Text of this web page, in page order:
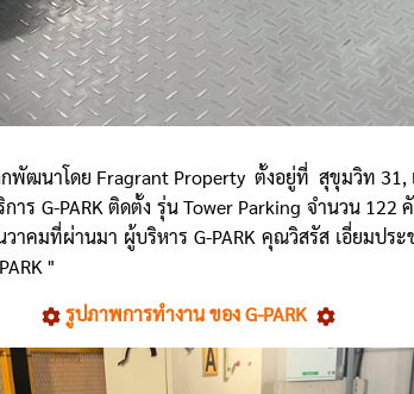
Fragrant Property ตั้งอยู่ที่ สุขุมวิท 31, แขว
ร G-PARK ติดตั้ง รุ่น Tower Parking จำนวน 122
าคมที่ผ่านมา ผู้บริหาร G-PARK คุณวิสรัส เอี่ยมปร
"
รูปภาพการทำงาน ของ G-PARK